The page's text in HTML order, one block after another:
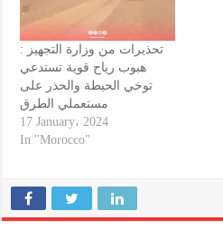
تحذيرات من وزارة التجهيز :
هبوب رياح قوية تستدعي
توخي الحيطة والحذر على
مستعملي الطرق
17 January، 2024
In "Morocco"